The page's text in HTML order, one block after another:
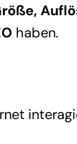
haben.